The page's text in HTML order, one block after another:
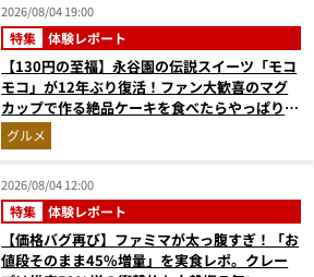
2026/08/04 19:00
特集 体験レポート
【130円の至福】永谷園の伝説スイーツ「モコ
モコ」が12年ぶり復活！ファン大歓喜のマグ
カップで作る絶品ケーキを食べたらやっぱり最
高にウマかった
グルメ
2026/08/04 12:00
特集 体験レポート
【価格バグ再び】ファミマが太っ腹すぎ！「お
値段そのまま45%増量」を実食レポ。クレー